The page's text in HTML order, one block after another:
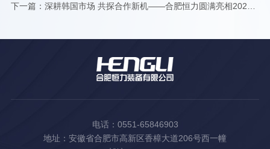
下一篇： 深耕韩国市场 共探合作新机——合肥恒力圆满亮相2026韩国电池展
电话：0551-65846903
地址：安徽省合肥市高新区香樟大道206号西一幢